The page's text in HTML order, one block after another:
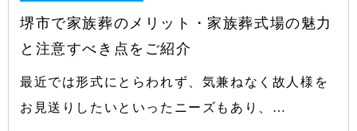
堺市で家族葬のメリット・家族葬式場の魅力
と注意すべき点をご紹介
最近では形式にとらわれず、気兼ねなく故人様を
お見送りしたいといったニーズもあり、…